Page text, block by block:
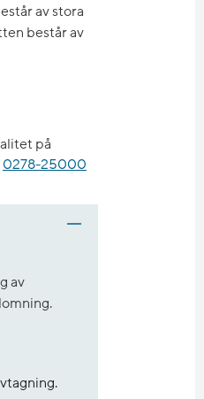
av stora
består av
på
0278-25000
av